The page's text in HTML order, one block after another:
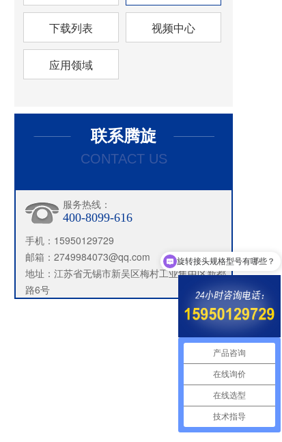
下载列表 视频中心
应用领域
联系腾旋
CONTACT US
服务热线：
400-8099-616
手机：15950129729
邮箱：2749984073@qq.com
地址：江苏省无锡市新吴区梅村工业集中区新都
路6号
产品咨询
在线询价
在线选型
技术指导
旋转接头规格型号有哪些？